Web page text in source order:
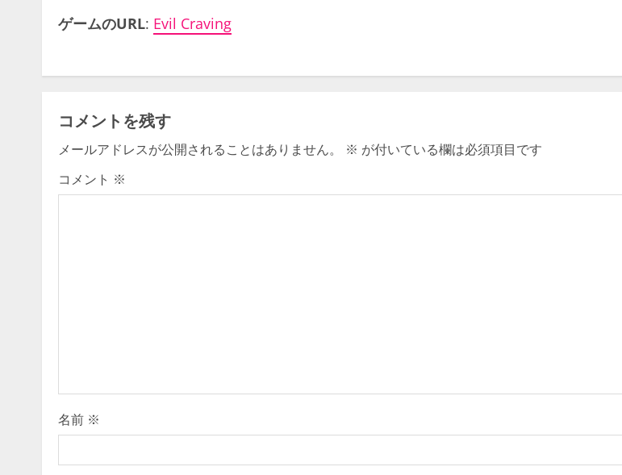
ゲームのURL: Evil Craving
コメントを残す
メールアドレスが公開されることはありません。 ※ が付いている欄は必須項目です
コメント ※
名前 ※